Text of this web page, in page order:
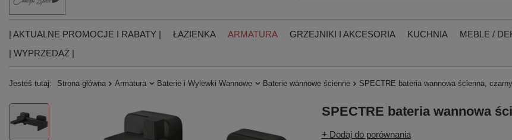
| AKTUALNE PROMOCJE I RABATY | ŁAZIENKA ARMATURA GRZEJNIKI I AKCESORIA KUCHNIA MEBLE /
| WYPRZEDAŻ |
Jesteś tutaj: Strona główna Armatura Baterie i Wylewki Wannowe Baterie wannowe ścienne SPECTRE bateria wannowa ścienna,
SPECTRE bateria wannowa
+ Dodaj do porównania